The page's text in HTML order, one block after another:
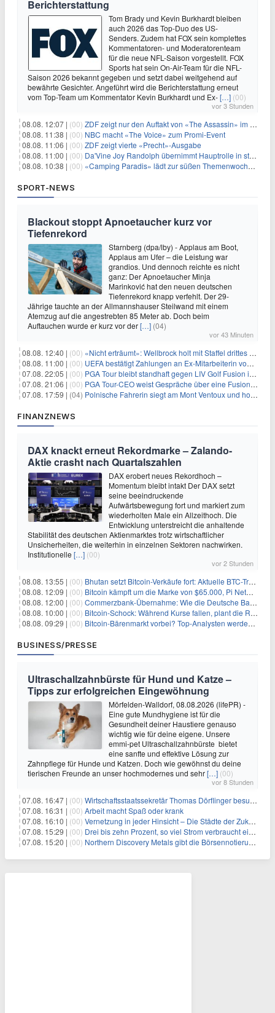
Berichterstattung
Tom Brady und Kevin Burkhardt bleiben
auch 2026 das Top-Duo des US-
Senders. Zudem hat FOX sein komplettes
Kommentatoren- und Moderatorenteam
für die neue NFL-Saison vorgestellt. FOX
Sports hat sein On-Air-Team für die NFL-
Saison 2026 bekannt gegeben und setzt dabei weitgehend auf
bewährte Gesichter. Angeführt wird die Berichterstattung erneut
vom Top-Team um Kommentator Kevin Burkhardt und Ex-[…] (00)
vor 3 Stunden
08.08. 12:07 | (00) ZDF zeigt nur den Auftakt von «The Assassin» im Fernsehen
08.08. 11:38 | (00) NBC macht «The Voice» zum Promi-Event
08.08. 11:06 | (00) ZDF zeigt vierte «Precht»-Ausgabe
08.08. 11:00 | (00) Da'Vine Joy Randolph übernimmt Hauptrolle in starbesetzter schwarzer Komödie
08.08. 10:38 | (00) «Camping Paradis» lädt zur süßen Themenwoche ein
SPORT-NEWS
Blackout stoppt Apnoetaucher kurz vor
Tiefenrekord
Starnberg (dpa/lby) - Applaus am Boot,
Applaus am Ufer – die Leistung war
grandios. Und dennoch reichte es nicht
ganz: Der Apnoetaucher Minja
Marinković hat den neuen deutschen
Tiefenrekord knapp verfehlt. Der 29-
Jährige tauchte an der Allmannshauser Steilwand mit einem
Atemzug auf die angestrebten 85 Meter ab. Doch beim
Auftauchen wurde er kurz vor der[…] (04)
vor 43 Minuten
08.08. 12:40 | (00) «Nicht erträumt»: Wellbrock holt mit Staffel drittes EM-Gold
08.08. 11:00 | (00) UEFA bestätigt Zahlungen an Ex-Mitarbeiterin von Infantino
07.08. 22:05 | (00) PGA Tour bleibt standhaft gegen LIV Golf Fusion in einem sich wandelnden Sportumfeld
07.08. 21:06 | (00) PGA Tour-CEO weist Gespräche über eine Fusion mit LIV Golf zurück und bekräftigt die Wettbewerbslandschaft
07.08. 17:59 | (04) Polnische Fahrerin siegt am Mont Ventoux und holt Tour-Gelb
FINANZNEWS
DAX knackt erneut Rekordmarke – Zalando-
Aktie crasht nach Quartalszahlen
DAX erobert neues Rekordhoch –
Momentum bleibt intakt Der DAX setzt
seine beeindruckende
Aufwärtsbewegung fort und markiert zum
wiederholten Male ein Allzeithoch. Die
Entwicklung unterstreicht die anhaltende
Stabilität des deutschen Aktienmarktes trotz wirtschaftlicher
Unsicherheiten, die weiterhin in einzelnen Sektoren nachwirken.
Institutionelle […] (00)
vor 2 Stunden
08.08. 13:55 | (00) Bhutan setzt Bitcoin-Verkäufe fort: Aktuelle BTC-Transaktionen
08.08. 12:09 | (00) Bitcoin kämpft um die Marke von $65.000, Pi Network gewinnt an Unterstützung
08.08. 12:00 | (00) Commerzbank-Übernahme: Wie die Deutsche Bank im Schatten zum großen Gewinner wird
08.08. 10:00 | (00) Bitcoin-Schock: Während Kurse fallen, plant die Regierung die Steuer-Bombe
08.08. 09:29 | (00) Bitcoin-Bärenmarkt vorbei? Top-Analysten werden optimistisch, aber die Geschichte sagt etwas anderes
BUSINESS/PRESSE
Ultraschallzahnbürste für Hund und Katze –
Tipps zur erfolgreichen Eingewöhnung
Mörfelden-Walldorf, 08.08.2026 (lifePR) -
Eine gute Mundhygiene ist für die
Gesundheit deiner Haustiere genauso
wichtig wie für deine eigene. Unsere
emmi-pet Ultraschallzahnbürste bietet
eine sanfte und effektive Lösung zur
Zahnpflege für Hunde und Katzen. Doch wie gewöhnst du deine
tierischen Freunde an unser hochmodernes und sehr[…] (00)
vor 8 Stunden
07.08. 16:47 | (00) Wirtschaftsstaatssekretär Thomas Dörflinger besucht Handwerksbetrieb im Kammerbezirk Freiburg
07.08. 16:31 | (00) Arbeit macht Spaß oder krank
07.08. 16:10 | (00) Vernetzung in jeder Hinsicht – Die Städte der Zukunft sind grün-blau
07.08. 15:29 | (00) Drei bis zehn Prozent, so viel Strom verbraucht ein Aufzug im Gebäude
07.08. 15:20 | (00) Northern Discovery Metals gibt die Börsennotierung an der Frankfurter Wertpapierbörse bekannt